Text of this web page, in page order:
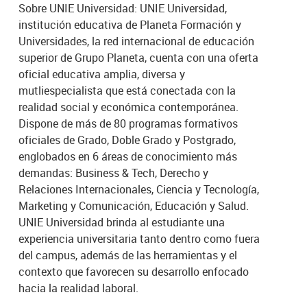
Sobre UNIE Universidad: UNIE Universidad,
institución educativa de Planeta Formación y
Universidades, la red internacional de educación
superior de Grupo Planeta, cuenta con una oferta
oficial educativa amplia, diversa y
mutliespecialista que está conectada con la
realidad social y económica contemporánea.
Dispone de más de 80 programas formativos
oficiales de Grado, Doble Grado y Postgrado,
englobados en 6 áreas de conocimiento más
demandas: Business & Tech, Derecho y
Relaciones Internacionales, Ciencia y Tecnología,
Marketing y Comunicación, Educación y Salud.
UNIE Universidad brinda al estudiante una
experiencia universitaria tanto dentro como fuera
del campus, además de las herramientas y el
contexto que favorecen su desarrollo enfocado
hacia la realidad laboral.